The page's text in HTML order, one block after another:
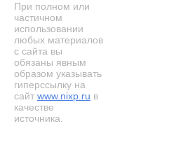
При полном или
частичном
использовании
любых материалов
с сайта вы
обязаны явным
образом указывать
гиперссылку на
сайт www.nixp.ru в
качестве
источника.